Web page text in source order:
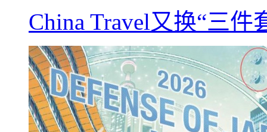
China Travel又换“三